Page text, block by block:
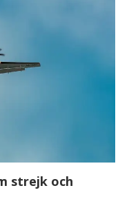
strejk och